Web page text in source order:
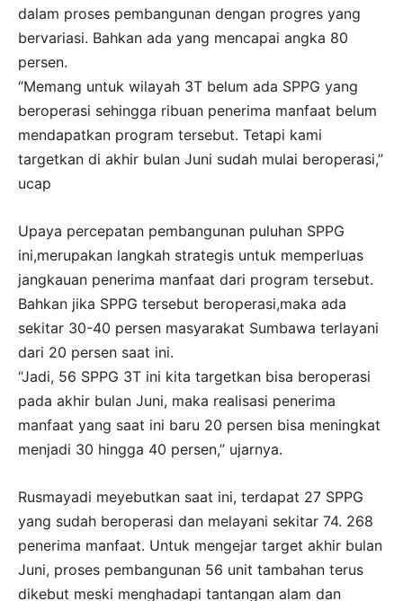
dalam proses pembangunan dengan progres yang
bervariasi. Bahkan ada yang mencapai angka 80
persen.
“Memang untuk wilayah 3T belum ada SPPG yang
beroperasi sehingga ribuan penerima manfaat belum
mendapatkan program tersebut. Tetapi kami
targetkan di akhir bulan Juni sudah mulai beroperasi,”
ucap
Upaya percepatan pembangunan puluhan SPPG
ini,merupakan langkah strategis untuk memperluas
jangkauan penerima manfaat dari program tersebut.
Bahkan jika SPPG tersebut beroperasi,maka ada
sekitar 30-40 persen masyarakat Sumbawa terlayani
dari 20 persen saat ini.
“Jadi, 56 SPPG 3T ini kita targetkan bisa beroperasi
pada akhir bulan Juni, maka realisasi penerima
manfaat yang saat ini baru 20 persen bisa meningkat
menjadi 30 hingga 40 persen,” ujarnya.
Rusmayadi meyebutkan saat ini, terdapat 27 SPPG
yang sudah beroperasi dan melayani sekitar 74. 268
penerima manfaat. Untuk mengejar target akhir bulan
Juni, proses pembangunan 56 unit tambahan terus
dikebut meski menghadapi tantangan alam dan